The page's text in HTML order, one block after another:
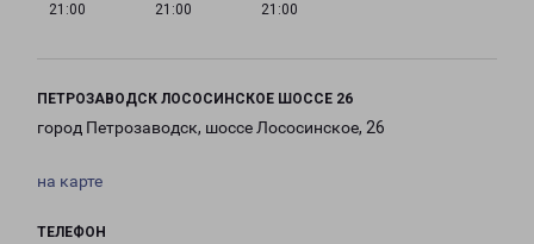
21:00
21:00
21:00
ПЕТРОЗАВОДСК ЛОСОСИНСКОЕ ШОССЕ 26
город Петрозаводск, шоссе Лососинское, 26
на карте
ТЕЛЕФОН